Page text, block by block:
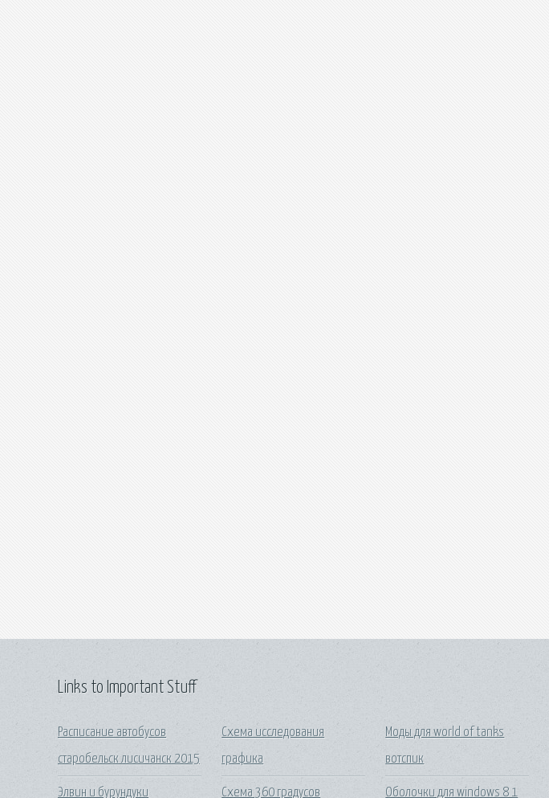
Links to Important Stuff
Расписание автобусов
старобельск лисичанск 2015
Элвин и бурундуки
Схема исследования
графика
Схема 360 градусов
Моды для world of tanks
вотспик
Оболочки для windows 8 1